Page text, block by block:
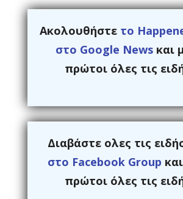
Ακολουθήστε το
στο Google News και
πρώτοι όλες τις
Διαβάστε ολες τις
στο Facebook Group
πρώτοι όλες τις